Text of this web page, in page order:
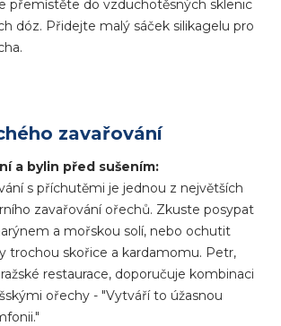
přemístěte do vzduchotěsných sklenic
dóz. Přidejte malý sáček silikagelu pro
zavařování
a bylin před sušením:
s příchutěmi je jednou z největších
zavařování ořechů. Zkuste posypat
a mořskou solí, nebo ochutit
trochou skořice a kardamomu. Petr,
restaurace, doporučuje kombinaci
ořechy - "Vytváří to úžasnou